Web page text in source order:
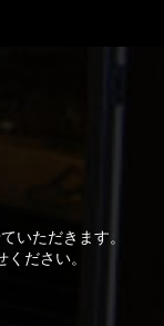
いただきます。
ださい。